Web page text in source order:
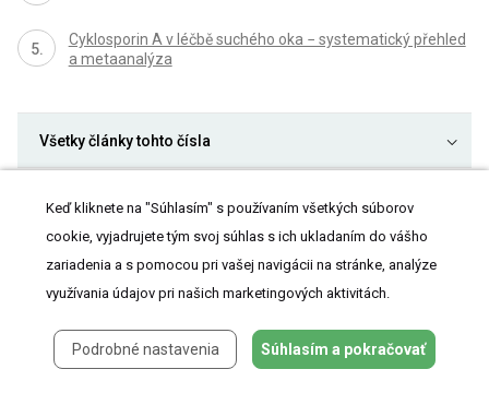
Cyklosporin A v léčbě suchého oka − systematický přehled
a metaanalýza
Všetky články tohto čísla
Diabetická retinopatie – rizikové faktory, prevence a terapie
Selektivní laserová trabekuloplastika v léčbě glaukomu – výsledky v
tříletém sledování
kvalitu centrálnej ostrosti zraku a kontrastnej citlivosti
Ako zvládnuť úzku zrenicu?
Keď kliknete na "Súhlasím" s používaním všetkých súborov
cookie, vyjadrujete tým svoj súhlas s ich ukladaním do vášho
zariadenia a s pomocou pri vašej navigácii na stránke, analýze
využívania údajov pri našich marketingových aktivitách.
Podrobné nastavenia Súhlasím a pokračovať